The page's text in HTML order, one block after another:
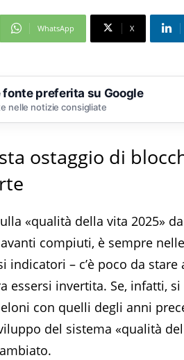
WhatsApp X
preferita su Google
nelle notizie consigliate
ostaggio di
«qualità della vita 2025»
compiuti, è sempre
indicatori – c’è poco da
essersi invertita. Se, infatti,
con quelli degli anni
del sistema «qualità